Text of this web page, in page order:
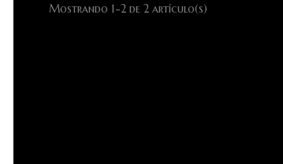
Mostrando 1-2 de 2 artículo(s)